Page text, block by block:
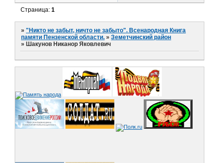
Страница:1
»"Никто не забыт, ничто не забыто". Всенародная Книга
памяти Пензенской области. »Земетчинский район
»Шакунов Никанор Яковлевич